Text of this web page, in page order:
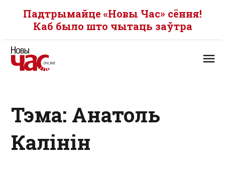
Падтрымайце «Новы Час» сёння!
Каб было што чытаць заўтра
Тэма: Анатоль
Калінін